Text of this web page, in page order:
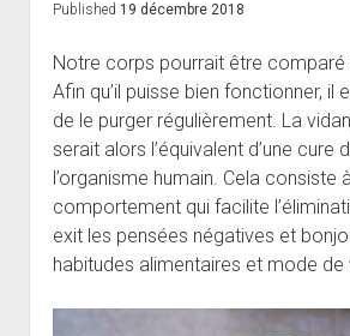
Published 19 décembre 2018
Notre corps pourrait être comparé
Afin qu’il puisse bien fonctionner, il
de le purger régulièrement. La
serait alors l’équivalent d’une cure
l’organisme humain. Cela consiste
comportement qui facilite
exit les pensées négatives et
habitudes alimentaires et mode de